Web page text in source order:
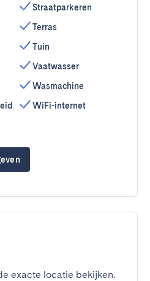
Straatparkeren
Terras
Tuin
Vaatwasser
Wasmachine
WiFi-internet
exacte locatie bekijken.